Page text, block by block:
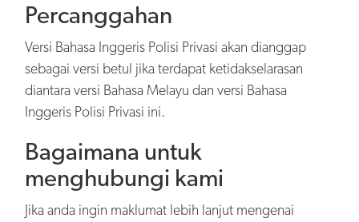
Percanggahan
Versi Bahasa Inggeris Polisi Privasi akan dianggap
sebagai versi betul jika terdapat ketidakselarasan
diantara versi Bahasa Melayu dan versi Bahasa
Inggeris Polisi Privasi ini.
Bagaimana untuk
menghubungi kami
Jika anda ingin maklumat lebih lanjut mengenai